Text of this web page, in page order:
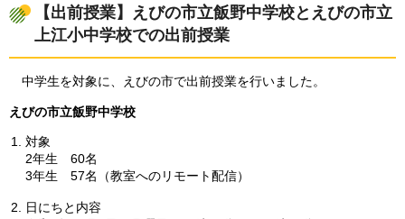
【出前授業】えびの市立飯野中学校とえびの市立
上江小中学校での出前授業
中学生を対象に、えびの市で出前授業を行いました。
えびの市立飯野中学校
対象
2年生
60名
3年生
57名（教室へのリモート配信）
日にちと内容